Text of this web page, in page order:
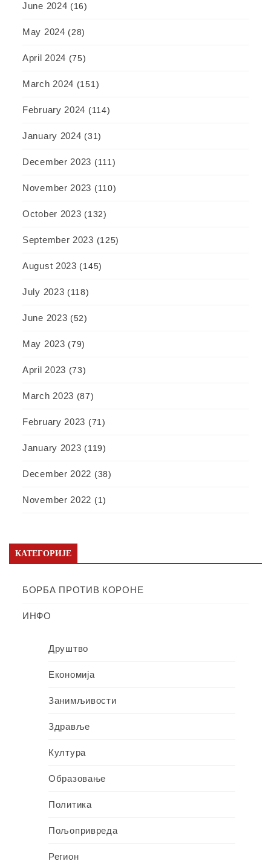
June 2024 (16)
May 2024 (28)
April 2024 (75)
March 2024 (151)
February 2024 (114)
January 2024 (31)
December 2023 (111)
November 2023 (110)
October 2023 (132)
September 2023 (125)
August 2023 (145)
July 2023 (118)
June 2023 (52)
May 2023 (79)
April 2023 (73)
March 2023 (87)
February 2023 (71)
January 2023 (119)
December 2022 (38)
November 2022 (1)
КАТЕГОРИЈЕ
БОРБА ПРОТИВ КОРОНЕ
ИНФО
Друштво
Економија
Занимљивости
Здравље
Култура
Образовање
Политика
Пољопривреда
Регион